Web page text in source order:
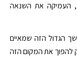
העמיקה את השנאה
הגדול הזה שמאיים
להפוך את המקום הזה